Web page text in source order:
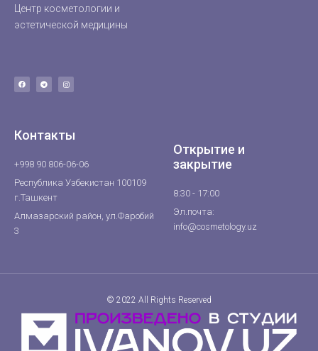
Центр косметологии и
эстетической медицины
Контакты
+998 90 806-06-06
Республика Узбекистан 100109
г.Ташкент
Алмазарский район, ул.Фаробий
3
Открытие и
закрытие
8:30 - 17:00
Эл.почта:
info@cosmetology.uz
© 2022 All Rights Reserved